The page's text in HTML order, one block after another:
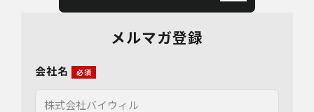
メルマガ登録
会社名